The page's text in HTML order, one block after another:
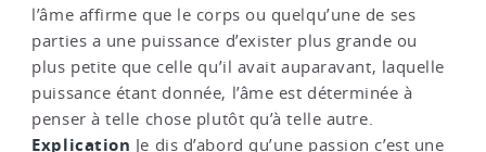
l’âme affirme que le corps ou quelqu’une de ses
parties a une puissance d’exister plus grande ou
plus petite que celle qu’il avait auparavant, laquelle
puissance étant donnée, l’âme est déterminée à
penser à telle chose plutôt qu’à telle autre.
Explication Je dis d’abord qu’une passion c’est une